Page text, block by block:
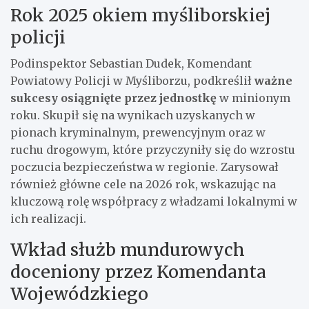
Rok 2025 okiem myśliborskiej
policji
Podinspektor Sebastian Dudek, Komendant
Powiatowy Policji w Myśliborzu, podkreśliłważne
sukcesy osiągnięte przez jednostkę w minionym
roku. Skupił się na wynikach uzyskanych w
pionach kryminalnym, prewencyjnym oraz w
ruchu drogowym, które przyczyniły się do wzrostu
poczucia bezpieczeństwa w regionie. Zarysował
również główne cele na 2026 rok, wskazując na
kluczową rolę współpracy z władzami lokalnymi w
ich realizacji.
Wkład służb mundurowych
doceniony przez Komendanta
Wojewódzkiego